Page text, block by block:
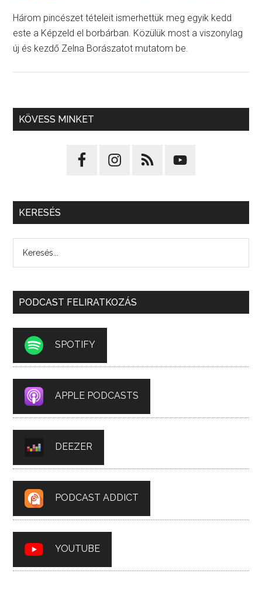
Három pincészet tételeit ismerhettük meg egyik kedd
este a Képzeld el borbárban. Közülük most a viszonylag
új és kezdő Zelna Borászatot mutatom be.
KÖVESS MINKET
KERESÉS
PODCAST FELIRATKOZÁS
SPOTIFY
APPLE PODCASTS
DEEZER
PODCAST ADDICT
YOUTUBE